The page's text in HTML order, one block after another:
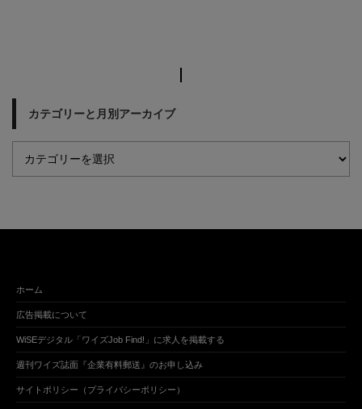
カテゴリーと月別アーカイブ
ホーム
広告掲載について
WiSEデジタル「ワイズJob Find!」に求人を掲載する
週刊ワイズ誌面『企業有料郵送』のお申し込み
サイトポリシー（プライバシーポリシー）